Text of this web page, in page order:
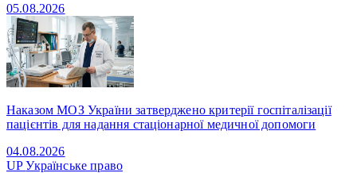
05.08.2026
Наказом МОЗ України затверджено критерії госпіталізації
пацієнтів для надання стаціонарної медичної допомоги
04.08.2026
UPУкраїнське право